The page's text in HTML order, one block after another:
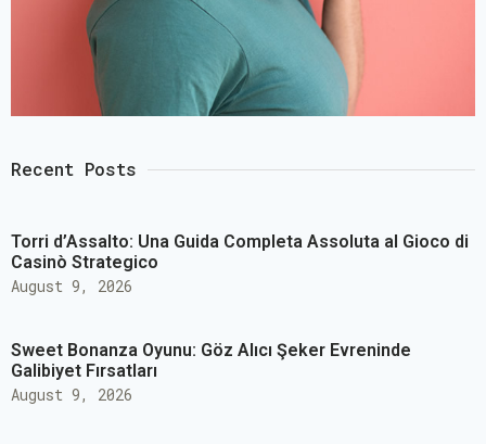
Recent Posts
Torri d’Assalto: Una Guida Completa Assoluta al Gioco di
Casinò Strategico
August 9, 2026
Sweet Bonanza Oyunu: Göz Alıcı Şeker Evreninde
Galibiyet Fırsatları
August 9, 2026